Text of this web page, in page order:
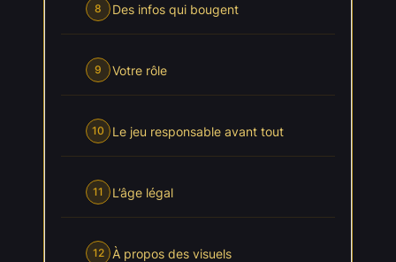
8 Des infos qui bougent
9 Votre rôle
10 Le jeu responsable avant tout
11 L’âge légal
12 À propos des visuels